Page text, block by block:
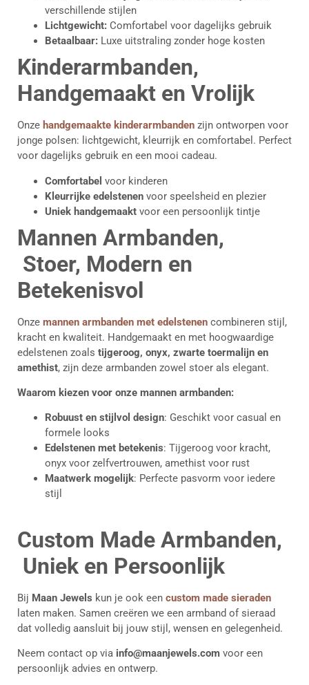
verschillende stijlen
Lichtgewicht: Comfortabel voor dagelijks gebruik
Betaalbaar: Luxe uitstraling zonder hoge kosten
Kinderarmbanden,
Handgemaakt en Vrolijk
Onze handgemaakte kinderarmbanden zijn ontworpen voor
jonge polsen: lichtgewicht, kleurrijk en comfortabel. Perfect
voor dagelijks gebruik en een mooi cadeau.
Comfortabel voor kinderen
Kleurrijke edelstenen voor speelsheid en plezier
Uniek handgemaakt voor een persoonlijk tintje
Mannen Armbanden,
Stoer, Modern en
Betekenisvol
Onze mannen armbanden met edelstenen combineren stijl,
kracht en kwaliteit. Handgemaakt en met hoogwaardige
edelstenen zoals tijgeroog, onyx, zwarte toermalijn en
amethist, zijn deze armbanden zowel stoer als elegant.
Waarom kiezen voor onze mannen armbanden:
Robuust en stijlvol design: Geschikt voor casual en
formele looks
Edelstenen met betekenis: Tijgeroog voor kracht,
onyx voor zelfvertrouwen, amethist voor rust
Maatwerk mogelijk: Perfecte pasvorm voor iedere
stijl
Custom Made Armbanden,
Uniek en Persoonlijk
Bij Maan Jewels kun je ook een custom made sieraden
laten maken. Samen creëren we een armband of sieraad
dat volledig aansluit bij jouw stijl, wensen en gelegenheid.
Neem contact op via info@maanjewels.com voor een
persoonlijk advies en ontwerp.